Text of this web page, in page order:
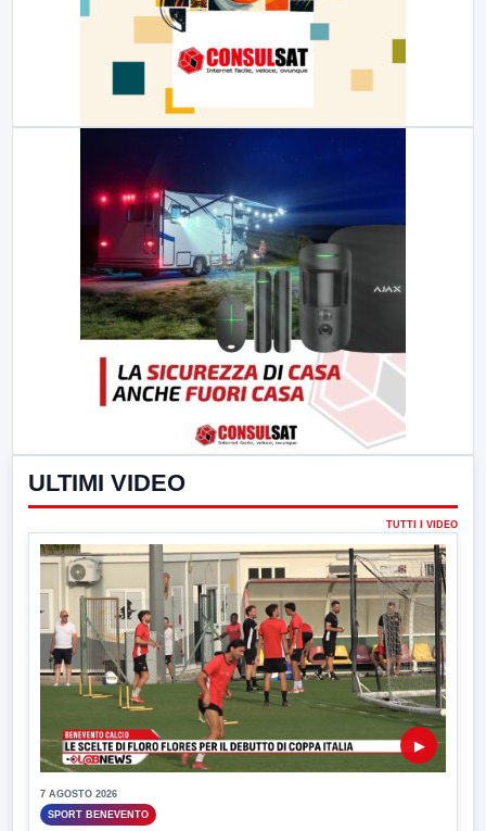
ULTIMI VIDEO
TUTTI I VIDEO
▶
7 AGOSTO 2026
SPORT BENEVENTO